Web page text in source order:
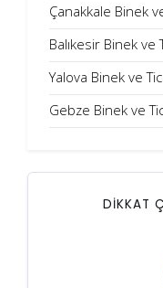
Çanakkale Binek
Balıkesir Binek ve
Yalova Binek ve
Gebze Binek ve
DİKKAT